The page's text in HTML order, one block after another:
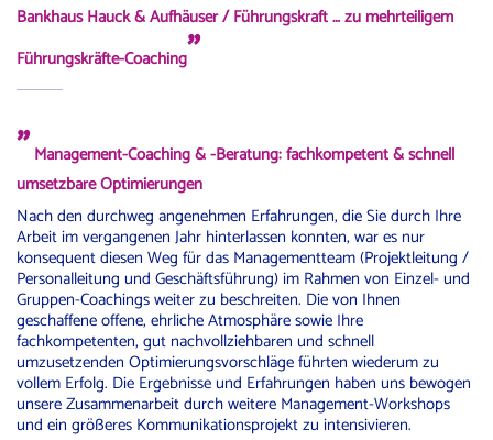
Bankhaus Hauck & Aufhäuser / Führungskraft … zu mehrteiligem
Führungskräfte-Coaching"
" Management-Coaching & -Beratung: fachkompetent & schnell
umsetzbare Optimierungen
Nach den durchweg angenehmen Erfahrungen, die Sie durch Ihre
Arbeit im vergangenen Jahr hinterlassen konnten, war es nur
konsequent diesen Weg für das Managementteam (Projektleitung /
Personalleitung und Geschäftsführung) im Rahmen von Einzel- und
Gruppen-Coachings weiter zu beschreiten. Die von Ihnen
geschaffene offene, ehrliche Atmosphäre sowie Ihre
fachkompetenten, gut nachvollziehbaren und schnell
umzusetzenden Optimierungsvorschläge führten wiederum zu
vollem Erfolg. Die Ergebnisse und Erfahrungen haben uns bewogen
unsere Zusammenarbeit durch weitere Management-Workshops
und ein größeres Kommunikationsprojekt zu intensivieren.